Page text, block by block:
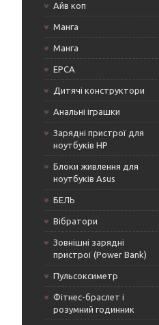
Айв коп
Манга
Манга
ЕРСА
Дитячі конструктори
Анальні іграшки
Зарядні пристрої для
ноутбуків HP
Блоки живлення для
ноутбуків Asus
БЕЛЬ
Вібратори
Зовнішні зарядні
пристрої (Power Bank)
Пульсоксиметр
Фітнес-браслет і
розумний годинник